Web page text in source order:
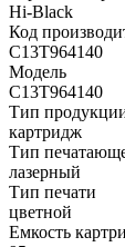
Hi-Black
Код
C13T964140
Модель
C13T964140
Тип
картридж
Тип
лазерный
Тип печати
цветной
Емкость